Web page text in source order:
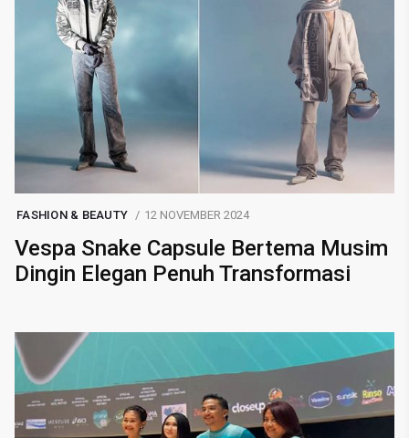
FASHION & BEAUTY 12 NOVEMBER 2024
Vespa Snake Capsule Bertema Musim
Dingin Elegan Penuh Transformasi